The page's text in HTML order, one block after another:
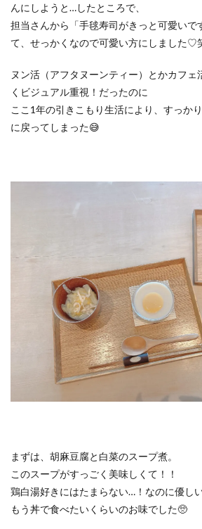
んにしようと…したところで、
担当さんから「手毬寿司がきっと可愛いで
て、せっかくなので可愛い方にしました♡
ヌン活（アフタヌーンティー）とかカフェ
くビジュアル重視！だったのに
ここ1年の引きこもり生活により、すっか
に戻ってしまった😅
まずは、胡麻豆腐と白菜のスープ煮。
このスープがすっごく美味しくて！！
鶏白湯好きにはたまらない…！なのに優し
もう丼で食べたいくらいのお味でした🥺